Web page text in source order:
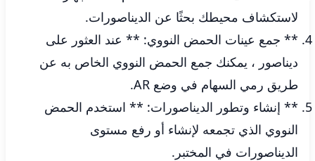
لاستكشاف محيطك بحثًا عن الديناصورات.
** جمع عينات الحمض النووي: ** عند العثور على
ديناصور ، يمكنك جمع الحمض النووي الخاص به عن
طريق رمي السهام في وضع AR.
** إنشاء وتطور الديناصورات: ** استخدم الحمض
النووي الذي تجمعه لإنشاء أو رفع مستوى
الديناصورات في المختبر.